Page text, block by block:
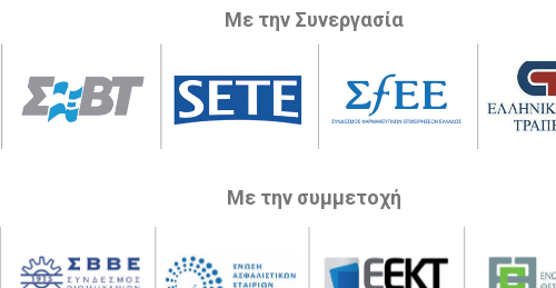
Με την Συνεργασία
Με την συμμετοχή